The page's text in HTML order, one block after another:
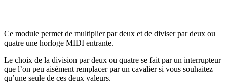
Ce module permet de multiplier par deux et de diviser par deux ou
quatre une horloge MIDI entrante.
Le choix de la division par deux ou quatre se fait par un interrupteur
que l’on peu aisément remplacer par un cavalier si vous souhaitez
qu’une seule de ces deux valeurs.